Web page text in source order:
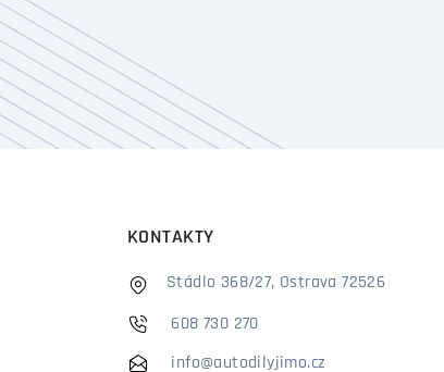
KONTAKTY
Stádlo 368/27, Ostrava 72526
608 730 270
info@autodilyjimo.cz